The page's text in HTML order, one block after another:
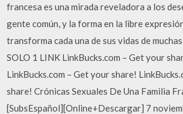
francesa es una mirada reveladora a los
gente común, y la forma en la libre
transforma cada una de sus vidas de
SOLO 1 LINK LinkBucks.com – Get your
LinkBucks.com – Get your share!
share! Crónicas Sexuales De Una Familia
[SubsEspañol][Online+Descargar] 7